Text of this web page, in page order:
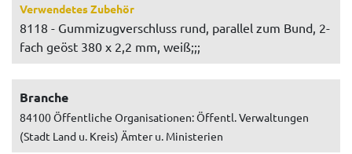
Verwendetes Zubehör
8118 - Gummizugverschluss rund, parallel zum Bund, 2-
fach geöst 380 x 2,2 mm, weiß;;;
Branche
84100 Öffentliche Organisationen: Öffentl. Verwaltungen
(Stadt Land u. Kreis) Ämter u. Ministerien